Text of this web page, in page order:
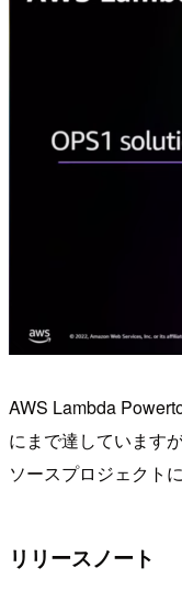
AWS Lambda
にまで達しています
ソースプロジェクト
リリースノート